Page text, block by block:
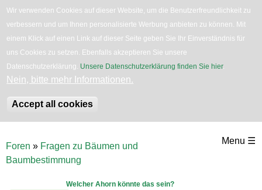
Wir verwenden Cookies auf dieser Website, um die Benutzerfreundlichkeit zu
verbessern und um Ihnen personalisierte Werbung anbieten zu können. Mit
einem Klick auf einen Link auf dieser Seite geben Sie Ihr Einverständnis für
uns Cookies zu setzen. Ebenfalls akzeptieren Sie unsere
Datenschutzerklärung. Unsere Datenschutzerklärung finden Sie hier.
Nein, bitte mehr Informationen.
Accept all cookies
zum
Inhalt
English Bäume Blumen Zurück
Menu ☰
Sie
sind
Foren » Fragen zu Bäumen und
Baumbestimmung
Welcher Ahorn könnte das sein?